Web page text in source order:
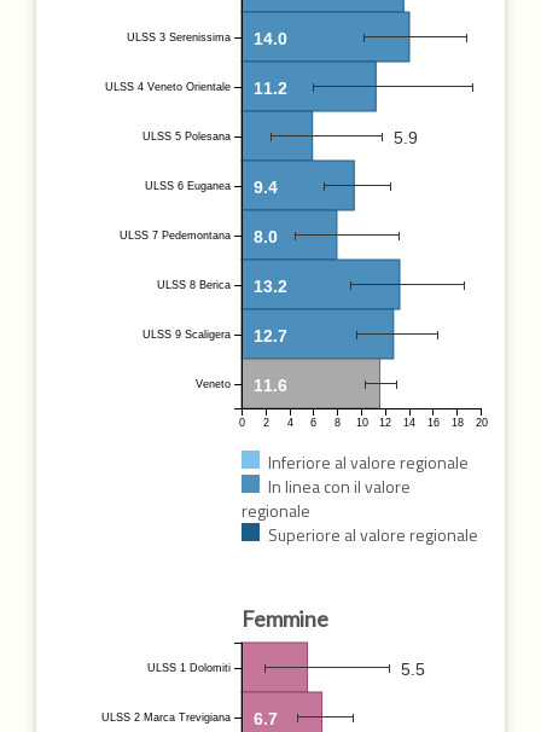
14.0
11.2
5.9
9.4
8.0
13.2
12.7
11.6
0 2 4 6 8 10 12 14 16 18 20
ULSS 3 Serenissima
ULSS 4 Veneto Orientale
ULSS 5 Polesana
ULSS 6 Euganea
ULSS 7 Pedemontana
ULSS 8 Berica
ULSS 9 Scaligera
Veneto
Inferiore al valore regionale
In linea con il valore
regionale
Superiore al valore regionale
Femmine
5.5
6.7
ULSS 1 Dolomiti
ULSS 2 Marca Trevigiana